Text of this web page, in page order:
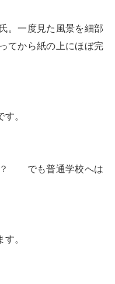
。一度見た風景を細部
てから紙の上にほぼ完
。
？ でも普通学校へは
。